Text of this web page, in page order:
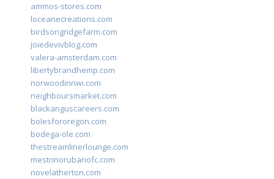
ammos-stores.com
loceanecreations.com
birdsongridgefarm.com
joiedevivblog.com
valera-amsterdam.com
libertybrandhemp.com
norwoodinnwi.com
neighboursmarket.com
blackanguscareers.com
bolesfororegon.com
bodega-ole.com
thestreamlinerlounge.com
mestrinorubanofc.com
novelatherton.com